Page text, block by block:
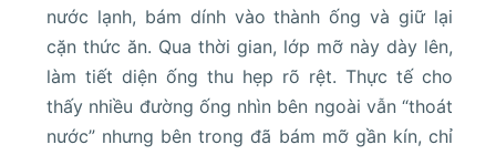
nước lạnh, bám dính vào thành ống và giữ lại
cặn thức ăn. Qua thời gian, lớp mỡ này dày lên,
làm tiết diện ống thu hẹp rõ rệt. Thực tế cho
thấy nhiều đường ống nhìn bên ngoài vẫn “thoát
nước” nhưng bên trong đã bám mỡ gần kín, chỉ